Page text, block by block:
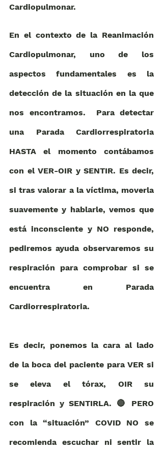
Cardiopulmonar.
En el contexto de la Reanimación
Cardiopulmonar, uno de los
aspectos fundamentales es la
detección de la situación en la que
nos encontramos.  Para detectar
una Parada Cardiorrespiratoria
HASTA el momento contábamos
con el VER-OIR y SENTIR. Es decir,
si tras valorar a la víctima, moverla
suavemente y hablarle, vemos que
está inconsciente y NO responde,
pediremos ayuda observaremos su
respiración para comprobar si se
encuentra en Parada
Cardiorrespiratoria.
Es decir, ponemos la cara al lado
de la boca del paciente para VER si
se eleva el tórax, OIR su
respiración y SENTIRLA. 🔴 PERO
con la “situación” COVID NO se
recomienda escuchar ni sentir la